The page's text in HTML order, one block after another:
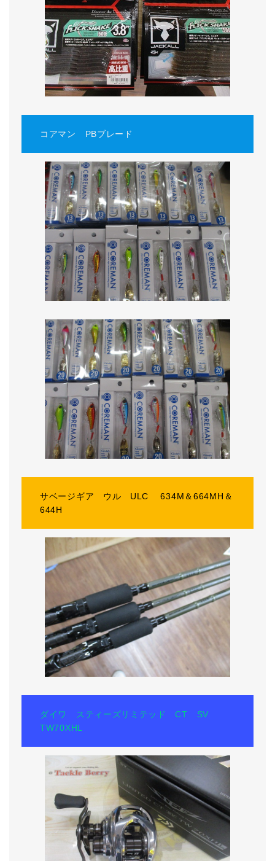
コアマン PBブレード
サベージギア ウル ULC 634M＆664MH＆
644H
ダイワ スティーズリミテッド CT SV
TW70XHL